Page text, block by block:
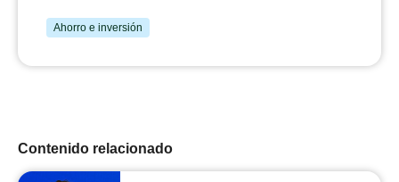
Ahorro e inversión
Contenido relacionado